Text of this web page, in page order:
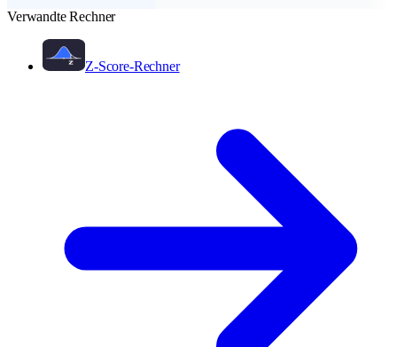
Verwandte Rechner
Z-Score-Rechner